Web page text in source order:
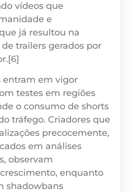
vídeos que
e
já resultou na
trailers gerados por
entram em vigor
testes em regiões
o consumo de shorts
tráfego. Criadores que
precocemente,
em análises
observam
enquanto
shadowbans